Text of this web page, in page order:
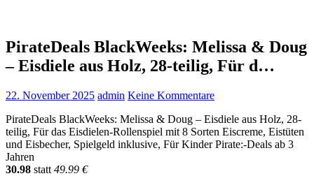
PirateDeals BlackWeeks: Melissa & Doug
– Eisdiele aus Holz, 28-teilig, Für d…
22. November 2025 admin Keine Kommentare
PirateDeals BlackWeeks: Melissa & Doug – Eisdiele aus Holz, 28-
teilig, Für das Eisdielen-Rollenspiel mit 8 Sorten Eiscreme, Eistüten
und Eisbecher, Spielgeld inklusive, Für Kinder Pirate:-Deals ab 3
Jahren
30.98 statt 49.99 €